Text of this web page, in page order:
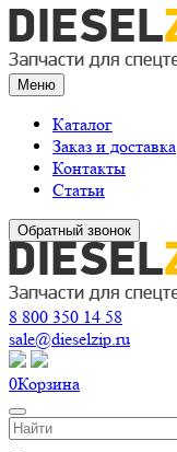
Меню
Каталог
Заказ и доставка
Контакты
Статьи
Обратный звонок
8 800 350 14 58
sale@dieselzip.ru
0Корзина